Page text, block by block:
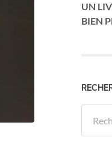
UN
BIEN